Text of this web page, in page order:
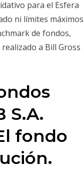
para el Esfera
ni límites máximos
de fondos,
a Bill Gross
S.A.
fondo